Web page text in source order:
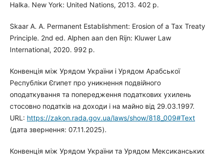
Halka. New York: United Nations, 2013. 402 p.
Skaar A. A. Permanent Establishment: Erosion of a Tax Treaty
Principle. 2nd ed. Alphen aan den Rijn: Kluwer Law
International, 2020. 992 p.
Конвенція між Урядом України і Урядом Арабської
Республіки Єгипет про уникнення подвійного
оподаткування та попередження податкових ухилень
стосовно податків на доходи і на майно від 29.03.1997.
URL: https://zakon.rada.gov.ua/laws/show/818_009#Text
(дата звернення: 07.11.2025).
Конвенція між Урядом України та Урядом Мексиканських